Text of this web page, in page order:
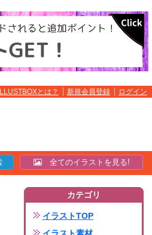
ILLUSTBOXとは？ 新規会員登録 ログイン
全てのイラストを見る!
カテゴリ
イラストTOP